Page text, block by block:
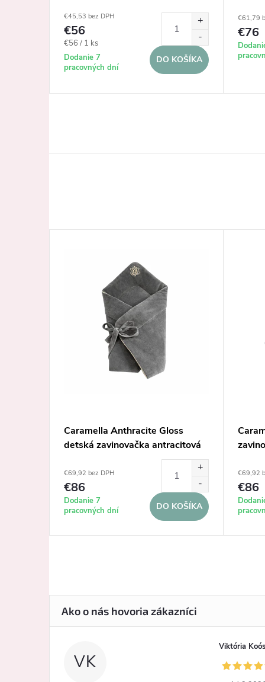
€45,53 bez DPH
€56
Jednotková
cena:
€56 / 1 ks
Dodanie 7
pracovných dní
DO KOŠÍKA
€61,79
€76
Caramella Anthracite Gloss
detská zavinovačka antracitová
€69,92 bez DPH
€86
Dodanie 7
pracovných dní
DO KOŠÍKA
€69,92
€86
VK
Viktória